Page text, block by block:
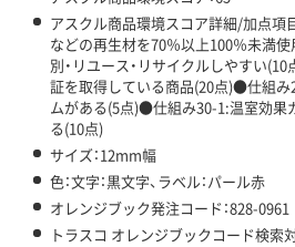
アスクル商品環境スコア詳細/加点項
などの再生材を70％以上100％未満
別・リユース・リサイクルしやすい
証を取得している商品(20点)●仕組み
ムがある(5点)●仕組み30-1:温室効果
る(10点)
サイズ：12mm幅
色：文字：黒文字、ラベル：パール赤
オレンジブック発注コード：828-0961
トラスコ オレンジブックコード検索